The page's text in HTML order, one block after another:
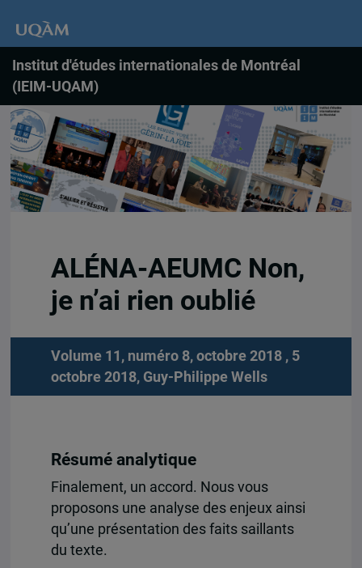
Institut d'études internationales de Montréal
(IEIM-UQAM)
ALÉNA-AEUMC Non,
je n’ai rien oublié
Volume 11, numéro 8, octobre 2018 , 5
octobre 2018, Guy-Philippe Wells
Résumé analytique
Finalement, un accord. Nous vous
proposons une analyse des enjeux ainsi
qu’une présentation des faits saillants
du texte.